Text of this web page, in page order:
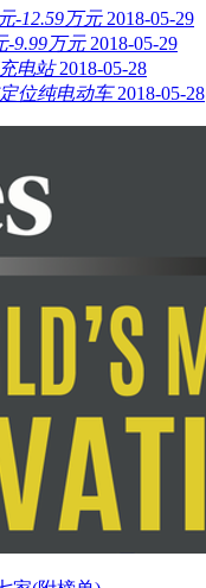
-12.59万元 2018-05-29
-9.99万元 2018-05-29
电站 2018-05-28
位纯电动车 2018-05-28